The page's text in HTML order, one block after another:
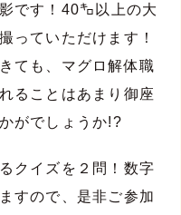
です！40㌔以上の大
っていただけます！
ても、マグロ解体職
ることはあまり御座
がでしょうか!?
クイズを２問！数字
すので、是非ご参加